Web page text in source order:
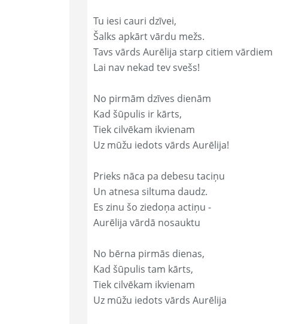
Tu iesi cauri dzīvei,
Šalks apkārt vārdu mežs.
Tavs vārds Aurēlija starp citiem vārdiem
Lai nav nekad tev svešs!
No pirmām dzīves dienām
Kad šūpulis ir kārts,
Tiek cilvēkam ikvienam
Uz mūžu iedots vārds Aurēlija!
Prieks nāca pa debesu taciņu
Un atnesa siltuma daudz.
Es zinu šo ziedoņa actiņu -
Aurēlija vārdā nosauktu
No bērna pirmās dienas,
Kad šūpulis tam kārts,
Tiek cilvēkam ikvienam
Uz mūžu iedots vārds Aurēlija